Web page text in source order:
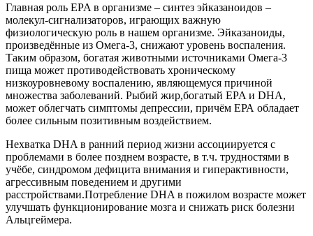
Главная роль EPA в организме – синтез эйказаноидов –
молекул-сигнализаторов, играющих важную
физиологическую роль в нашем организме. Эйказаноиды,
произведённые из Омега-3, снижают уровень воспаления.
Таким образом, богатая животными источниками Омега-3
пища может противодействовать хроническому
низкоуровневому воспалению, являющемуся причиной
множества заболеваний. Рыбий жир,богатый EPA и DHA,
может облегчать симптомы депрессии, причём ЕРА обладает
более сильным позитивным воздействием.
Нехватка DHA в ранний период жизни ассоциируется с
проблемами в более позднем возрасте, в т.ч. трудностями в
учёбе, синдромом дефицита внимания и гиперактивности,
агрессивным поведением и другими
расстройствами.Потребление DHA в пожилом возрасте может
улучшать функционирование мозга и снижать риск болезни
Альцгеймера.